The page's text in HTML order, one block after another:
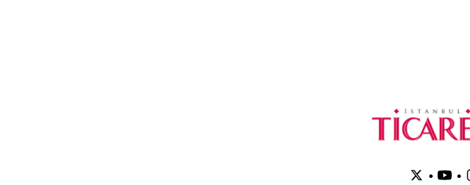
• •